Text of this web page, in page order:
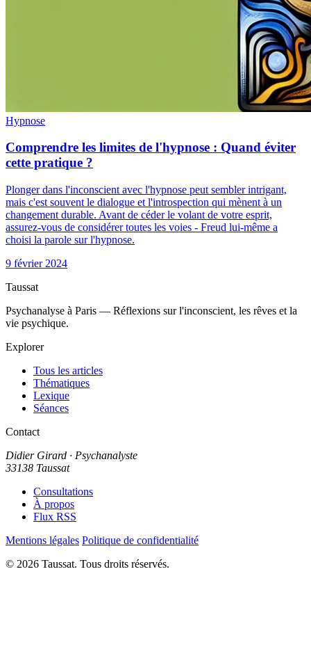
Hypnose
Comprendre les limites de l'hypnose : Quand éviter
cette pratique ?
Plonger dans l'inconscient avec l'hypnose peut sembler intrigant,
mais c'est souvent le dialogue et l'introspection qui mènent à un
changement durable. Avant de céder le volant de votre esprit,
assurez-vous de considérer toutes les voies - Freud lui-même a
choisi la parole sur l'hypnose.
9 février 2024
Taussat
Psychanalyse à Paris — Réflexions sur l'inconscient, les rêves et la
vie psychique.
Explorer
Tous les articles
Thématiques
Lexique
Séances
Contact
Didier Girard · Psychanalyste
33138 Taussat
Consultations
À propos
Flux RSS
Mentions légales Politique de confidentialité
© 2026 Taussat. Tous droits réservés.